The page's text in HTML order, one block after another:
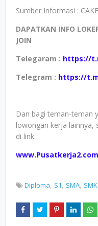
Sumber Informasi :
DAPATKAN INFO
JOIN
Telegaram : https://
Telegram : https://
Dan bagi teman-teman
lowongan kerja lainnya,
di link.
www.Pusatkerja2.com
Diploma S1 SMA SMK